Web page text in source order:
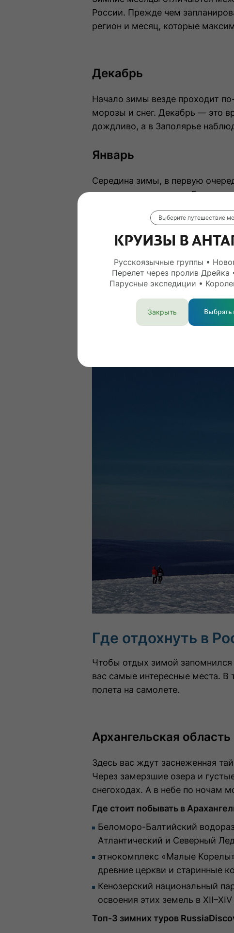
России. Прежде чем
регион и месяц, которые
Декабрь
Начало зимы везде проходит
морозы и снег. Декабрь — это
дождливо, а в Заполярье
Январь
Середина зимы, в первую
настроение и веселье. Если вы
путешествие на Дальний
Февраль
В конце зимы часто самые
фрирайда и поездок в
Где отдохнуть в
Чтобы отдых зимой запомнился
вас самые интересные места. В
полета на самолете.
Архангельская область
Здесь вас ждут заснеженная
Через замерзшие озера и
снегоходах. А в небе по ночам
Где стоит побывать в
Беломоро-Балтийский
Атлантический и Северный
этнокомплекс «Малые
древние церкви и старинные
Кенозерский национальный
освоения этих земель в
Топ-3 зимних туров
Выберите путешествие
КРУИЗЫ В
Русскоязычные группы •
Перелет через пролив Дрейка
Парусные экспедиции •
Закрыть Выбрать